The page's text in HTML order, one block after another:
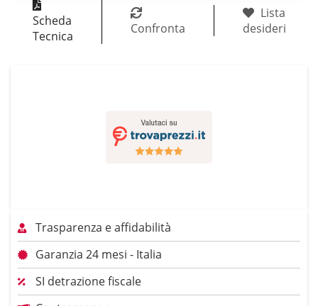
Scheda
Tecnica
Confronta
Lista
desideri
Trasparenza e affidabilità
Garanzia 24 mesi - Italia
SI detrazione fiscale